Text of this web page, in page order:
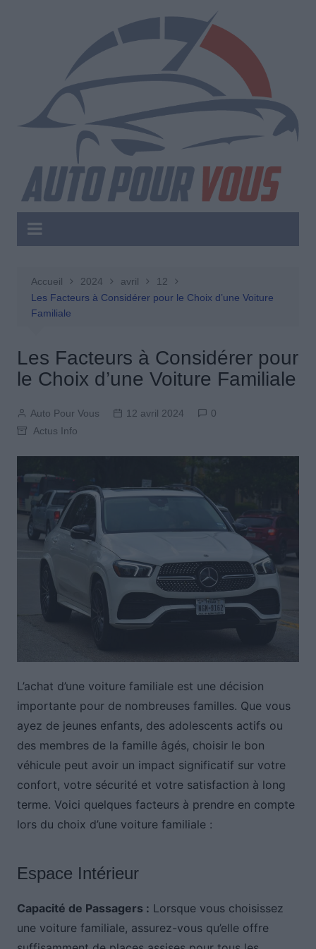
Accueil 2024 avril
12
Les Facteurs à Considérer pour le Choix d’une Voiture
Familiale
Les Facteurs à Considérer pour
le Choix d’une Voiture Familiale
Auto Pour Vous 12 avril 2024
0
Actus Info
L’achat d’une voiture familiale est une décision
importante pour de nombreuses familles. Que vous
ayez de jeunes enfants, des adolescents actifs ou
des membres de la famille âgés, choisir le bon
véhicule peut avoir un impact significatif sur votre
confort, votre sécurité et votre satisfaction à long
terme. Voici quelques facteurs à prendre en compte
lors du choix d’une voiture familiale :
Espace Intérieur
Capacité de Passagers : Lorsque vous choisissez
une voiture familiale, assurez-vous qu’elle offre